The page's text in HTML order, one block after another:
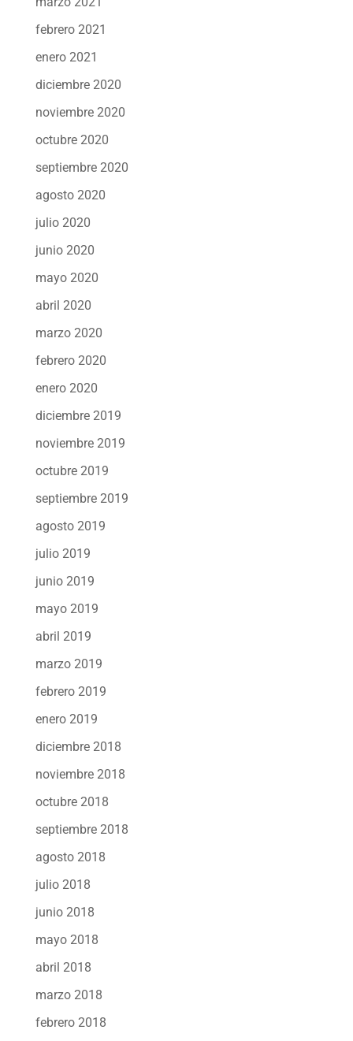
febrero 2021
enero 2021
diciembre 2020
noviembre 2020
octubre 2020
septiembre 2020
agosto 2020
julio 2020
junio 2020
mayo 2020
abril 2020
marzo 2020
febrero 2020
enero 2020
diciembre 2019
noviembre 2019
octubre 2019
septiembre 2019
agosto 2019
julio 2019
junio 2019
mayo 2019
abril 2019
marzo 2019
febrero 2019
enero 2019
diciembre 2018
noviembre 2018
octubre 2018
septiembre 2018
agosto 2018
julio 2018
junio 2018
mayo 2018
abril 2018
marzo 2018
febrero 2018